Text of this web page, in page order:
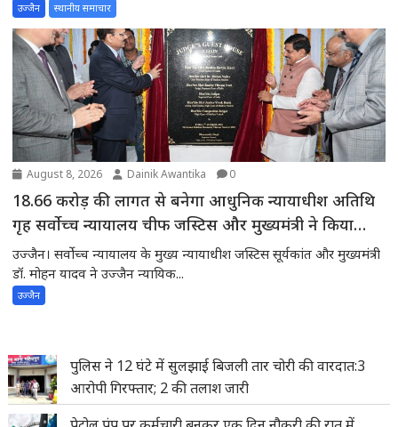
उज्जैन स्थानीय समाचार
August 8, 2026 Dainik Awantika 0
18.66 करोड़ की लागत से बनेगा आधुनिक न्यायाधीश अतिथि
गृह सर्वोच्च न्यायालय चीफ जस्टिस और मुख्यमंत्री ने किया
भूमिपूजन
उज्जैन। सर्वोच्च न्यायालय के मुख्य न्यायाधीश जस्टिस सूर्यकांत और मुख्यमंत्री
डॉ. मोहन यादव ने उज्जैन न्यायिक...
उज्जैन
पुलिस ने 12 घंटे में सुलझाई बिजली तार चोरी की वारदात:3
आरोपी गिरफ्तार; 2 की तलाश जारी